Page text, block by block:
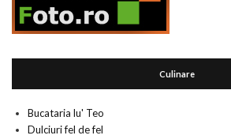
Culinare
Bucataria lu' Teo
Dulciuri fel de fel